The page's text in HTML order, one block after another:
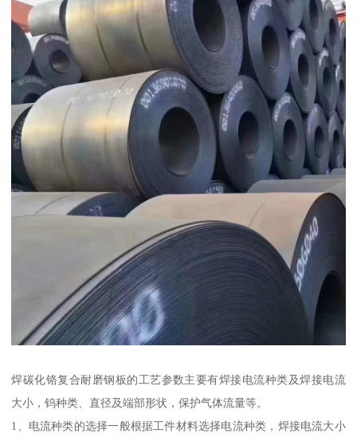
焊碳化铬复合耐磨钢板的工艺参数主要有焊接电流种类及焊接电流
大小，钨种类、直径及端部形状，保护气体流量等。
1、电流种类的选择一般根据工件材料选择电流种类，焊接电流大小